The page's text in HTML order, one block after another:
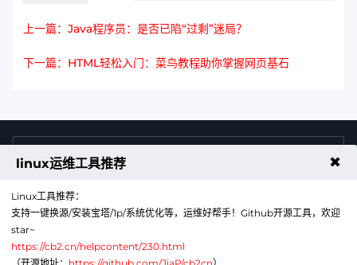
上一篇：Java程序员：是否已陷“过剩”迷局？
下一篇：HTML轻松入门：菜鸟教程助你掌握网页基石
售前咨询热线
linux运维工具推荐 ✖
Linux工具推荐：
支持一键换源/安装宝塔/1p/系统优化等，运维好帮手！Github开源工具，欢迎
star~
https://cb2.cn/helpcontent/230.html